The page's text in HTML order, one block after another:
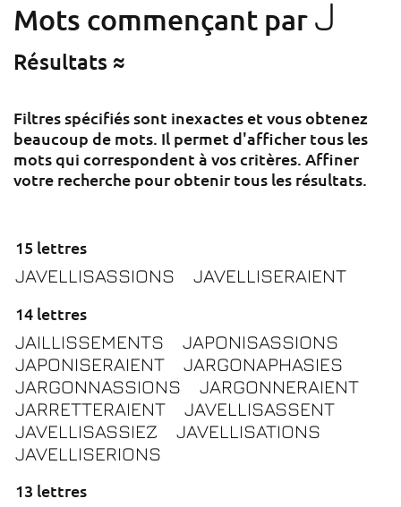
Mots commençant par J
Résultats ≈
Filtres spécifiés sont inexactes et vous obtenez
beaucoup de mots. Il permet d'afficher tous les
mots qui correspondent à vos critères. Affiner
votre recherche pour obtenir tous les résultats.
15 lettres
JAVELLISASSIONS JAVELLISERAIENT
14 lettres
JAILLISSEMENTS
JAPONISASSIONS
JAPONISERAIENT
JARGONAPHASIES
JARGONNASSIONS
JARGONNERAIENT
JARRETTERAIENT
JAVELLISASSENT
JAVELLISASSIEZ
JAVELLISATIONS
JAVELLISERIONS
13 lettres